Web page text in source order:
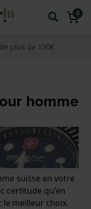
0
plus de 150€
homme
suisse en votre
certitude qu'en
le meilleur choix.